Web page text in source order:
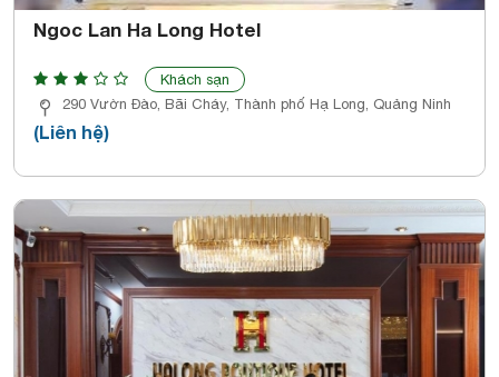
Ngoc Lan Ha Long Hotel
Khách sạn
290 Vườn Đào, Bãi Cháy, Thành phố Hạ Long, Quảng Ninh
(Liên hệ)